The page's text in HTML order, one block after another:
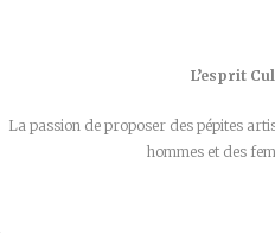
L’esprit
La passion de proposer des pépites
hommes et des